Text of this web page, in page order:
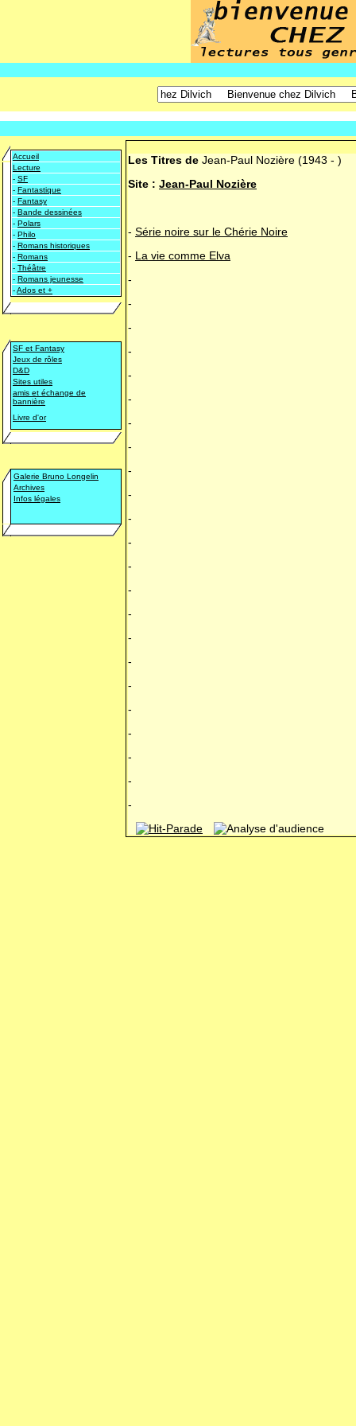
Accueil
Lecture
- SF
- Fantastique
- Fantasy
- Bande dessinées
- Polars
- Philo
- Romans historiques
- Romans
- Théâtre
- Romans jeunesse
-Ados et +
SF et Fantasy
Jeux de rôles
D&D
Sites utiles
amis et échange de
bannière
Livre d'or
Galerie Bruno Longelin
Archives
Infos légales
Les Titres de Jean-Paul Nozière (1943 - )
Site : Jean-Paul Nozière
- Série noire sur le Chérie Noire
- La vie comme Elva
-
-
-
-
-
-
-
-
-
-
-
-
-
-
-
-
-
-
-
-
-
-
-